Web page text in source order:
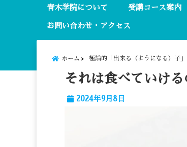
青木学院について 受講コース案内
お問い合わせ・アクセス
ホーム 極論的「出来る（ようになる）子」
それは食べていける
2024年9月8日